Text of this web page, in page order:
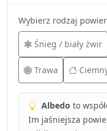
Wybierz rodzaj
Śnieg / biały żwir
Trawa
Albedo to
Im jaśniejsza